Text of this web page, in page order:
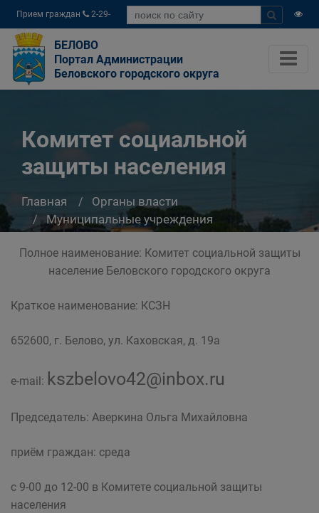
Прием граждан
2-29-
04
БЕЛОВО
Портал Администрации
Беловского городского округа
Комитет социальной
защиты населения
Главная
Органы власти
Муниципальные учреждения
Комитет социальной защиты населения
Полное наименование: Комитет социальной защиты
население Беловского городского округа
Краткое наименование: КСЗН
652600, г. Белово, ул. Каховская, д. 19а
e-mail: kszbelovo42@inbox.ru
Председатель: Аверкина Ольга Михайловна
приём граждан: среда
с 9-00 до 12-00 в Комитете социальной защиты
населения